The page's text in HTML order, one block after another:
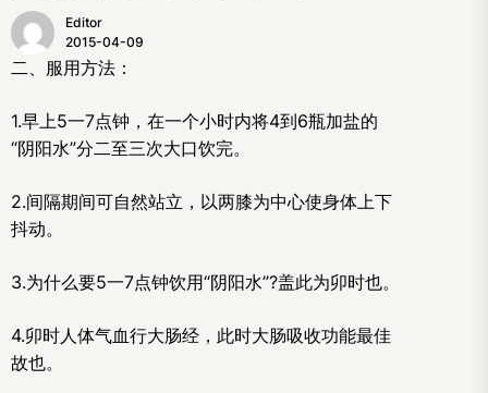
Editor
2015-04-09
二、服用方法：
1.早上5一7点钟，在一个小时内将4到6瓶加盐的
“阴阳水”分二至三次大口饮完。
2.间隔期间可自然站立，以两膝为中心使身体上下
抖动。
3.为什么要5一7点钟饮用“阴阳水”?盖此为卯时也。
4.卯时人体气血行大肠经，此时大肠吸收功能最佳
故也。